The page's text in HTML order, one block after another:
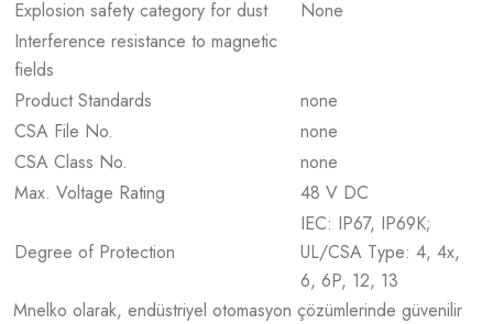
Explosion safety category for dust
None
Interference resistance to magnetic
fields
Product Standards
none
CSA File No.
none
CSA Class No.
none
Max. Voltage Rating
48 V DC
Degree of Protection
IEC: IP67, IP69K;
UL/CSA Type: 4, 4x,
6, 6P, 12, 13
Mnelko olarak, endüstriyel otomasyon çözümlerinde güvenilir